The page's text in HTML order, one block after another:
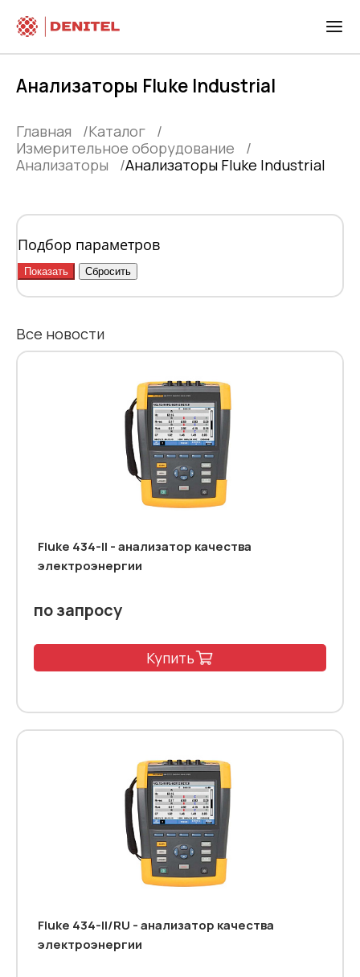
Анализаторы Fluke Industrial
Главная
Каталог
Измерительное оборудование
Анализаторы
Анализаторы Fluke Industrial
Подбор параметров
Все новости
Fluke 434-II - анализатор качества
электроэнергии
по запросу
Купить
Fluke 434-II/RU - анализатор качества
электроэнергии